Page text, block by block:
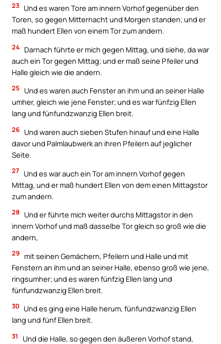
23 Und es waren Tore am innern Vorhof gegenüber den
Toren, so gegen Mitternacht und Morgen standen; und er
maß hundert Ellen von einem Tor zum andern.
24 Darnach führte er mich gegen Mittag, und siehe, da war
auch ein Tor gegen Mittag; und er maß seine Pfeiler und
Halle gleich wie die andern.
25
Und es waren auch Fenster an ihm und an seiner Halle
umher, gleich wie jene Fenster; und es war fünfzig Ellen
lang und fünfundzwanzig Ellen breit.
26 Und waren auch sieben Stufen hinauf und eine Halle
davor und Palmlaubwerk an ihren Pfeilern auf jeglicher
Seite.
27 Und es war auch ein Tor am innern Vorhof gegen
Mittag, und er maß hundert Ellen von dem einen Mittagstor
zum andern.
28
Und er führte mich weiter durchs Mittagstor in den
innern Vorhof und maß dasselbe Tor gleich so groß wie die
andern,
29
mit seinen Gemächern, Pfeilern und Halle und mit
Fenstern an ihm und an seiner Halle, ebenso groß wie jene,
ringsumher; und es waren fünfzig Ellen lang und
fünfundzwanzig Ellen breit.
30 Und es ging eine Halle herum, fünfundzwanzig Ellen
lang und fünf Ellen breit.
31
Und die Halle, so gegen den äußeren Vorhof stand,